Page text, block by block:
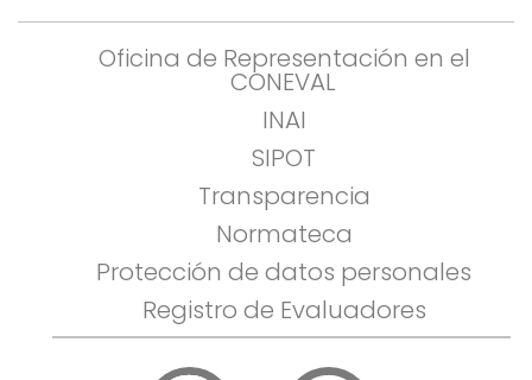
Oficina de Representación en el
CONEVAL
INAI
SIPOT
Transparencia
Normateca
Protección de datos personales
Registro de Evaluadores